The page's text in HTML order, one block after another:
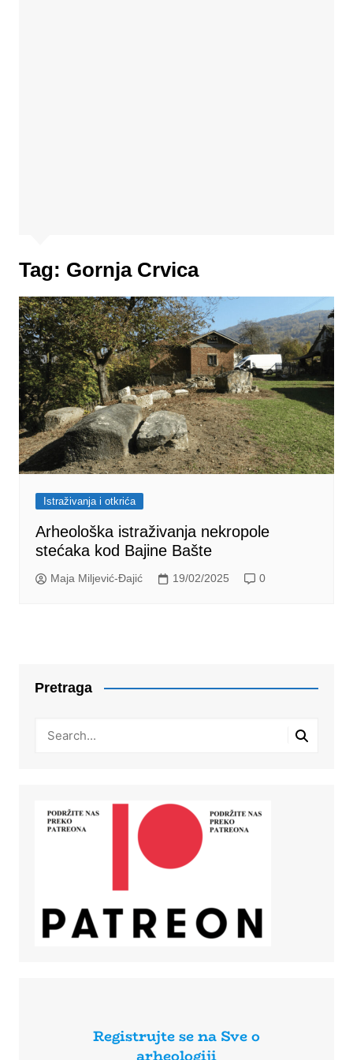
Tag: Gornja Crvica
Istraživanja i otkrića
Arheološka istraživanja nekropole
stećaka kod Bajine Bašte
Maja Miljević-Đajić 19/02/2025 0
Pretraga
Registrujte se na Sve o